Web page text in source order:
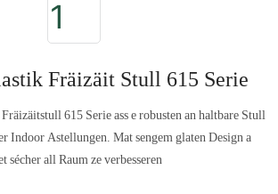
Fräizäit Stull 615 Serie
615 Serie ass e robusten an haltbare Stull
Indoor Astellungen. Mat sengem glaten Design a
sécher all Raum ze verbesseren